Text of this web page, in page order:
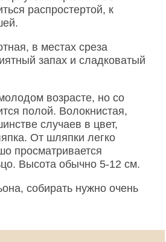
распростертой, к
в местах среза
запах и сладковатый
возрасте, но со
полой. Волокнистая,
случаев в цвет,
От шляпки легко
просматривается
Высота обычно 5-12 см.
собирать нужно очень